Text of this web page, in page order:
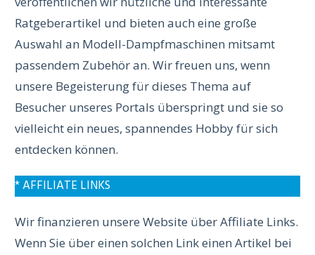
Ratgeberartikel und bieten auch eine große
Auswahl an Modell-Dampfmaschinen mitsamt
passendem Zubehör an. Wir freuen uns, wenn
unsere Begeisterung für dieses Thema auf
Besucher unseres Portals überspringt und sie so
vielleicht ein neues, spannendes Hobby für sich
entdecken können.
* AFFILIATE LINKS
Wir finanzieren unsere Website über Affiliate Links.
Wenn Sie über einen solchen Link einen Artikel bei